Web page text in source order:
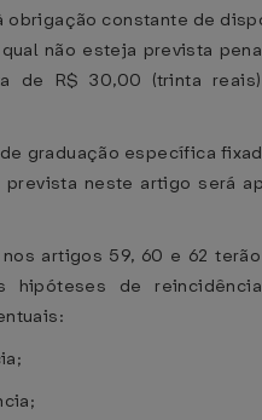
obrigação constante de
não esteja prevista
de R$ 30,00 (trinta
graduação específica
prevista neste artigo será
artigos 59, 60 e 62
hipóteses de